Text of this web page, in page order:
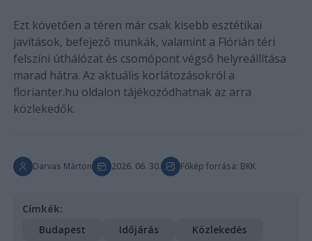
Ezt követően a téren már csak kisebb esztétikai
javítások, befejező munkák, valamint a Flórián téri
felszíni úthálózat és csomópont végső helyreállítása
marad hátra. Az aktuális korlátozásokról a
florianter.hu oldalon tájékozódhatnak az arra
közlekedők.
Darvas Márton 2026. 06. 30. Főkép forrása: BKK
Címkék:
Budapest
Időjárás
Közlekedés